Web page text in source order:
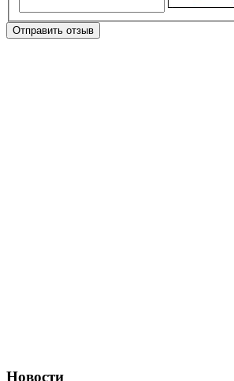
Отправить отзыв
Новости